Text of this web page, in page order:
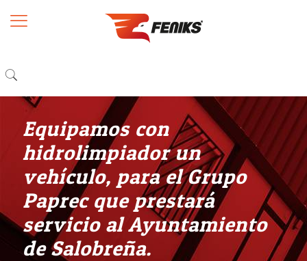
Equipamos con
hidrolimpiador un
vehículo, para el Grupo
Paprec que prestará
servicio al Ayuntamiento
de Salobreña.